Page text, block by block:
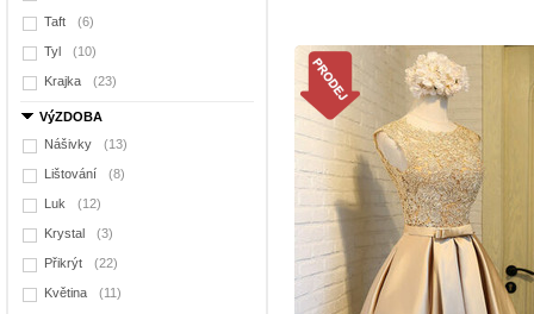
Taft (6)
Tyl (10)
Krajka (23)
VýZDOBA
Nášivky
(13)
Lištování (8)
Luk (12)
Krystal (3)
Přikrýt (22)
Květina (11)